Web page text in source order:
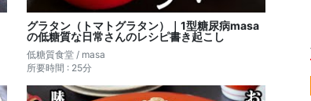
グラタン（トマトグラタン）｜1型糖尿病masa
の低糖質な日常さんのレシピ書き起こし
低糖質食堂 / masa
所要時間 : 25分